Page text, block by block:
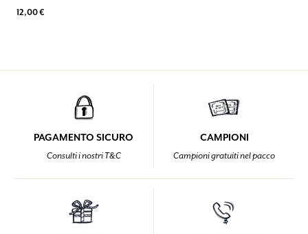
12,00 €
PAGAMENTO SICURO
Consulti i nostri T&C
CAMPIONI
Campioni gratuiti nel pacco